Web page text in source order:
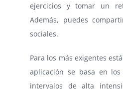
ejercicios y tomar un
Además, puedes
sociales.
Para los más exigentes está
aplicación se basa en
intervalos de alta